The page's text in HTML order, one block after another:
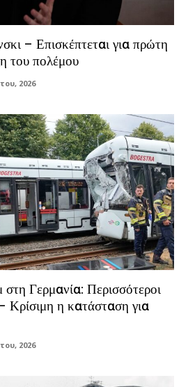
– Επισκέπτεται για πρώτη
του πολέμου
2026
Γερμανία: Περισσότεροι
Κρίσιμη η κατάσταση για
2026